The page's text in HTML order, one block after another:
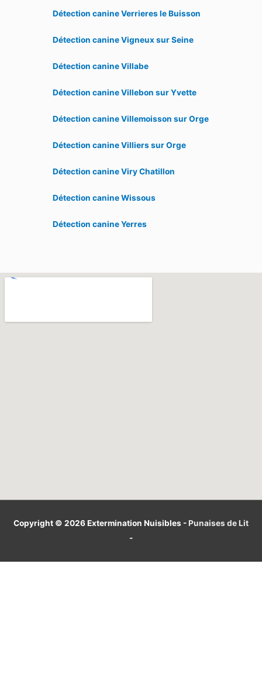
Détection canine Verrieres le Buisson
Détection canine Vigneux sur Seine
Détection canine Villabe
Détection canine Villebon sur Yvette
Détection canine Villemoisson sur Orge
Détection canine Villiers sur Orge
Détection canine Viry Chatillon
Détection canine Wissous
Détection canine Yerres
Copyright © 2026Extermination Nuisibles -Punaises de Lit
-